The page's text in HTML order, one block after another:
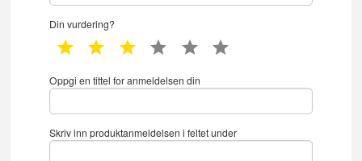
Din vurdering?
1 star 2 star 3 star 4 star 5 star
Oppgi en tittel for anmeldelsen din
Skriv inn produktanmeldelsen i feltet under